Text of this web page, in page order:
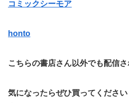
コミックシーモア
honto
こちらの書店さん以外でも配信さ
気になったらぜひ買ってくださ